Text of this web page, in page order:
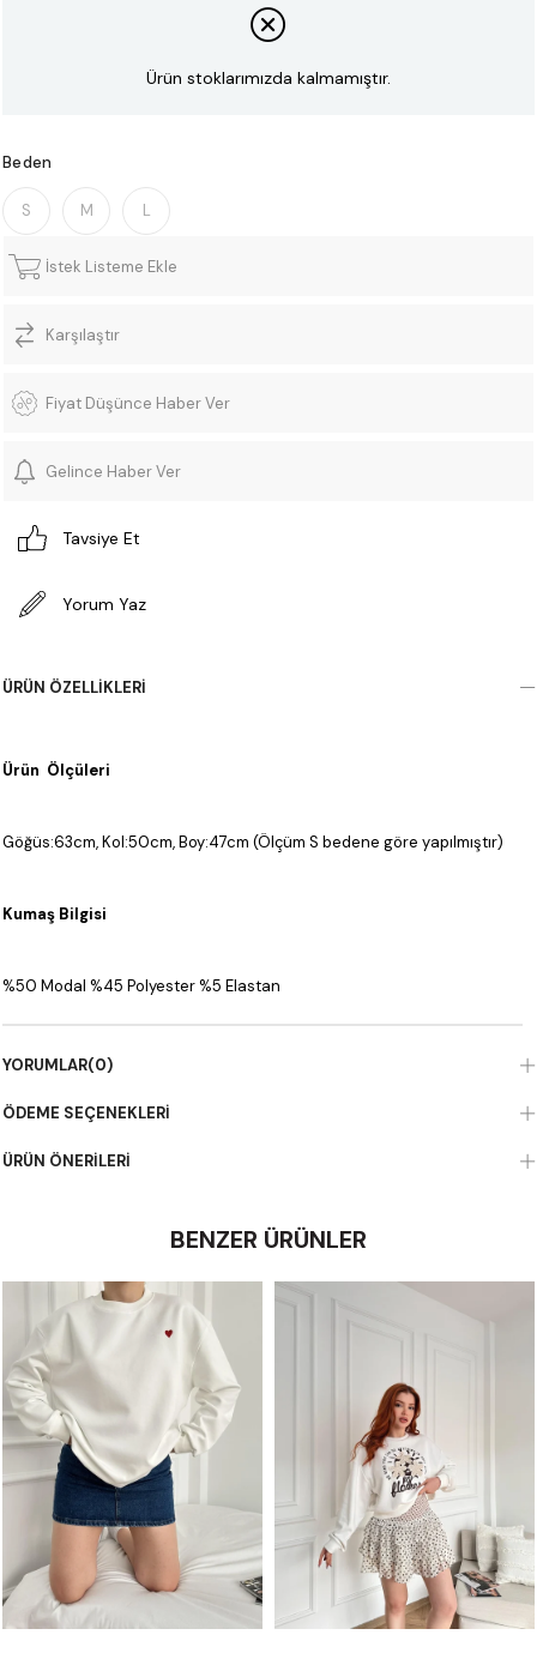
Ürün stoklarımızda kalmamıştır.
Beden
S M L
İstek Listeme Ekle
Karşılaştır
Fiyat Düşünce Haber Ver
Gelince Haber Ver
Tavsiye Et
Yorum Yaz
ÜRÜN ÖZELLIKLERI
Ürün Ölçüleri
Göğüs:63cm, Kol:50cm, Boy:47cm (Ölçüm S bedene göre yapılmıştır)
Kumaş Bilgisi
%50 Modal %45 Polyester %5 Elastan
YORUMLAR(0)
ÖDEME SEÇENEKLERI
ÜRÜN ÖNERILERI
BENZER ÜRÜNLER